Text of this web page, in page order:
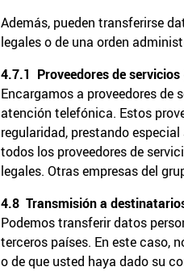
Además, pueden transferirse
legales o de una orden
4.7.1 Proveedores de servicios
Encargamos a proveedores
atención telefónica. Estos
regularidad, prestando
todos los proveedores de
legales. Otras empresas del
4.8 Transmisión a
Podemos transferir datos
terceros países. En este caso,
o de que usted haya dado su